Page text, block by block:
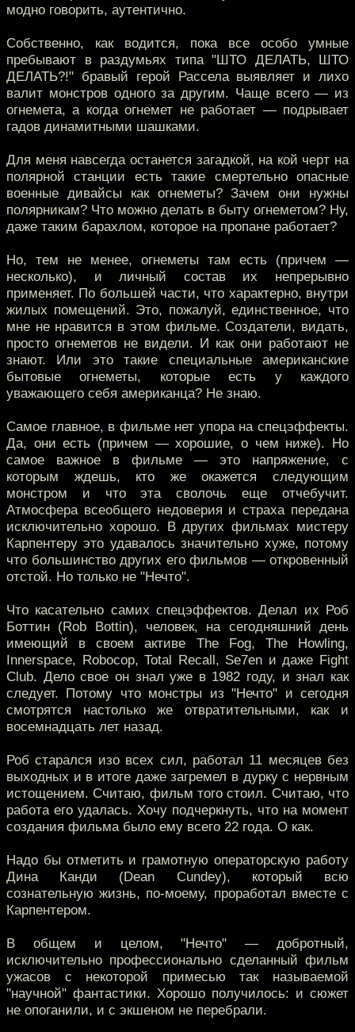
модно говорить, аутентично.
Собственно, как водится, пока все особо умные
пребывают в раздумьях типа "ШТО ДЕЛАТЬ, ШТО
ДЕЛАТЬ?!" бравый герой Рассела выявляет и лихо
валит монстров одного за другим. Чаще всего — из
огнемета, а когда огнемет не работает — подрывает
гадов динамитными шашками.
Для меня навсегда останется загадкой, на кой черт на
полярной станции есть такие смертельно опасные
военные дивайсы как огнеметы? Зачем они нужны
полярникам? Что можно делать в быту огнеметом? Ну,
даже таким барахлом, которое на пропане работает?
Но, тем не менее, огнеметы там есть (причем —
несколько), и личный состав их непрерывно
применяет. По большей части, что характерно, внутри
жилых помещений. Это, пожалуй, единственное, что
мне не нравится в этом фильме. Создатели, видать,
просто огнеметов не видели. И как они работают не
знают. Или это такие специальные американские
бытовые огнеметы, которые есть у каждого
уважающего себя американца? Не знаю.
Самое главное, в фильме нет упора на спецэффекты.
Да, они есть (причем — хорошие, о чем ниже). Но
самое важное в фильме — это напряжение, с
которым ждешь, кто же окажется следующим
монстром и что эта сволочь еще отчебучит.
Атмосфера всеобщего недоверия и страха передана
исключительно хорошо. В других фильмах мистеру
Карпентеру это удавалось значительно хуже, потому
что большинство других его фильмов — откровенный
отстой. Но только не "Нечто".
Что касательно самих спецэффектов. Делал их Роб
Боттин (Rob Bottin), человек, на сегодняшний день
имеющий в своем активе The Fog, The Howling,
Innerspace, Robocop, Total Recall, Se7en и даже Fight
Club. Дело свое он знал уже в 1982 году, и знал как
следует. Потому что монстры из "Нечто" и сегодня
смотрятся настолько же отвратительными, как и
восемнадцать лет назад.
Роб старался изо всех сил, работал 11 месяцев без
выходных и в итоге даже загремел в дурку с нервным
истощением. Считаю, фильм того стоил. Считаю, что
работа его удалась. Хочу подчеркнуть, что на момент
создания фильма было ему всего 22 года. О как.
Надо бы отметить и грамотную операторскую работу
Дина Канди (Dean Cundey), который всю
сознательную жизнь, по-моему, проработал вместе с
Карпентером.
В общем и целом, "Нечто" — добротный,
исключительно профессионально сделанный фильм
ужасов с некоторой примесью так называемой
"научной" фантастики. Хорошо получилось: и сюжет
не опоганили, и с экшеном не перебрали.